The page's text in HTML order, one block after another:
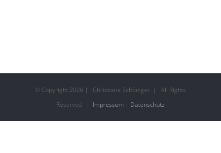
© Copyright 2026 | Christiane Schöniger | All Rights
Reserved | Impressum | Datenschutz